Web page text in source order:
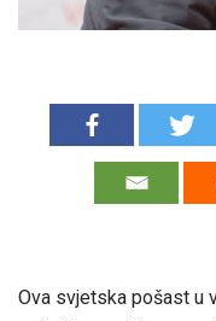
Ova svjetska pošast u